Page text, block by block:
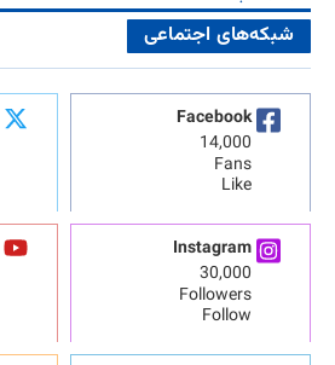
شبکه‌های اجتماعی
Facebook
14,000
Fans
Like
Instagram
30,000
Followers
Follow